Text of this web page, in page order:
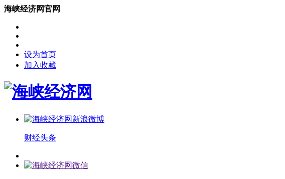
海峡经济网官网
设为首页
加入收藏
财经头条